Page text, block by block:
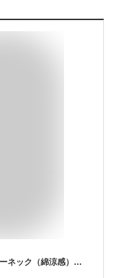
DEOEST｜消臭アンダーシャツCOOL・クルーネック（綿涼感）◆IDT08◆消臭シャツ 消臭下着 消臭インナー 丸首 半袖 体臭 汗臭 加齢臭 脇臭 生乾き臭 脇汗 汗脇 わきが 男性 紳士 メンズ 接触冷感 涼感 クールビズ 綿100％